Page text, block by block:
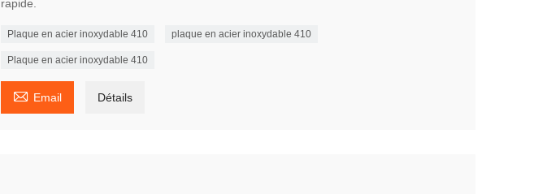
rapide.
Plaque en acier inoxydable 410 plaque en acier inoxydable 410
Plaque en acier inoxydable 410
 Email Détails